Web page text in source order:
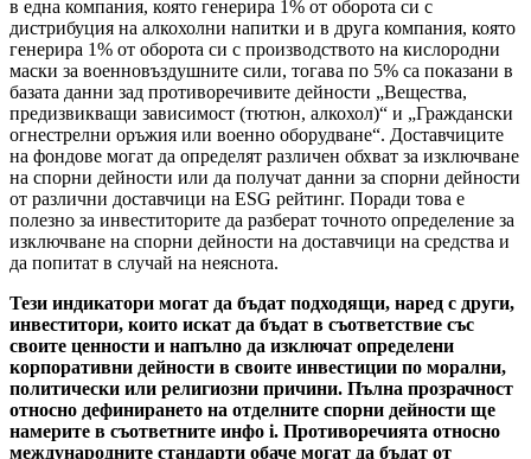
в една компания, която генерира 1% от оборота си с
дистрибуция на алкохолни напитки и в друга компания, която
генерира 1% от оборота си с производството на кислородни
маски за военновъздушните сили, тогава по 5% са показани в
базата данни зад противоречивите дейности „Вещества,
предизвикващи зависимост (тютюн, алкохол)“ и „Граждански
огнестрелни оръжия или военно оборудване“. Доставчиците
на фондове могат да определят различен обхват за изключване
на спорни дейности или да получат данни за спорни дейности
от различни доставчици на ESG рейтинг. Поради това е
полезно за инвеститорите да разберат точното определение за
изключване на спорни дейности на доставчици на средства и
да попитат в случай на неяснота.
Тези индикатори могат да бъдат подходящи, наред с други,
инвеститори, които искат да бъдат в съответствие със
своите ценности и напълно да изключат определени
корпоративни дейности в своите инвестиции по морални,
политически или религиозни причини. Пълна прозрачност
относно дефинирането на отделните спорни дейности ще
намерите в съответните инфо i. Противоречията относно
международните стандарти обаче могат да бъдат от